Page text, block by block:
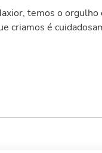
temos o orgulho
criamos é